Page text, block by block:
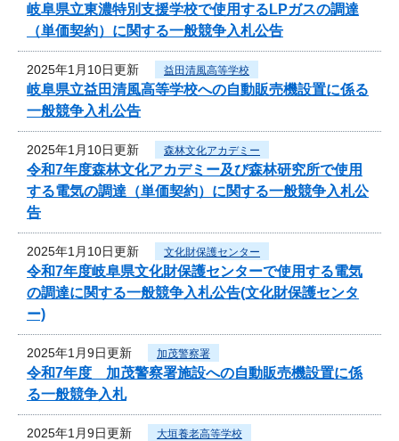
岐阜県立東濃特別支援学校で使用するLPガスの調達
（単価契約）に関する一般競争入札公告
2025年1月10日更新 益田清風高等学校
岐阜県立益田清風高等学校への自動販売機設置に係る
一般競争入札公告
2025年1月10日更新 森林文化アカデミー
令和7年度森林文化アカデミー及び森林研究所で使用
する電気の調達（単価契約）に関する一般競争入札公
告
2025年1月10日更新 文化財保護センター
令和7年度岐阜県文化財保護センターで使用する電気
の調達に関する一般競争入札公告(文化財保護センタ
ー)
2025年1月9日更新 加茂警察署
令和7年度 加茂警察署施設への自動販売機設置に係
る一般競争入札
2025年1月9日更新 大垣養老高等学校